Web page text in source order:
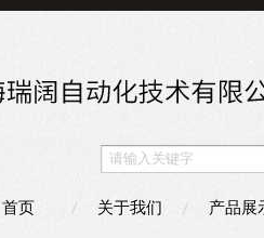
首页 关于我们 产品展